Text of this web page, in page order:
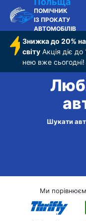
ПОМІЧНИК
ІЗ ПРОКАТУ
АВТОМОБІЛІВ
Знижка до 20%
світу Акція діє
нею вже сьогодні!
Шукати
Ми